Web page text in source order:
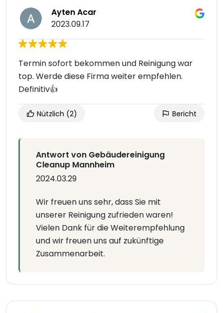
Ayten Acar
2023.09.17
Termin sofort bekommen und Reinigung war
top. Werde diese Firma weiter empfehlen.
Definitiv👍
Nützlich (2) Bericht
Antwort von Gebäudereinigung
Cleanup Mannheim
2024.03.29
Wir freuen uns sehr, dass Sie mit
unserer Reinigung zufrieden waren!
Vielen Dank für die Weiterempfehlung
und wir freuen uns auf zukünftige
Zusammenarbeit.